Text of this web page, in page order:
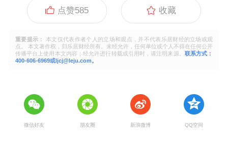
点赞585 收藏
重要提示：
本文仅代表作者个人的立场和观点，并不代表乐居财经的立场或观
点。 本文著作权，归乐居财经所有。未经允许，任何单位或个人不得在任何公开
传播平台上使用本文内容；经允许进行转载或引用时，请注明来源。 联系方式：
400-606-6969或ljcj@leju.com。
微信好友 朋友圈 新浪微博 QQ空间